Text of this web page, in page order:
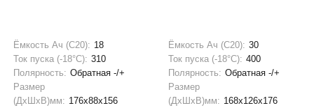
Ёмкость Ач (С20): 18
Ток пуска (-18°С): 310
Полярность: Обратная -/+
Размер
(ДхШхВ)мм: 176x88x156
Ёмкость Ач (С20): 30
Ток пуска (-18°С): 400
Полярность: Обратная -/+
Размер
(ДхШхВ)мм: 168x126x176